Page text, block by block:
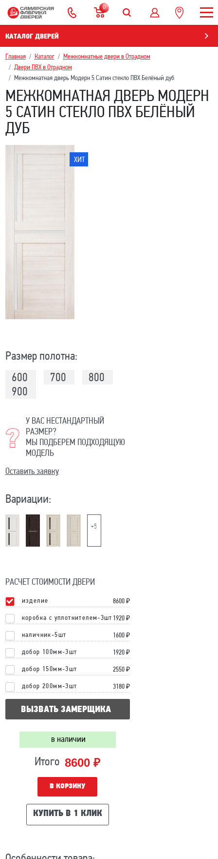
0
КАТАЛОГ ДВЕРЕЙ
Главная Каталог
Межкомнатные двери в Отрадном
Двери ПВХ в Отрадном
Межкомнатная дверь Модерн 5 Сатин стекло ПВХ Белёный дуб
МЕЖКОМНАТНАЯ ДВЕРЬ МОДЕРН
5 САТИН СТЕКЛО ПВХ БЕЛЁНЫЙ
ДУБ
ХИТ
Размер полотна:
600
700
800
900
У ВАС НЕСТАНДАРТНЫЙ
РАЗМЕР?
МЫ ПОДБЕРЕМ ПОДХОДЯЩУЮ
МОДЕЛЬ
Оставить заявку
Вариации:
+5
РАСЧЕТ СТОИМОСТИ ДВЕРИ
изделие 8600₽
коробка с уплотнителем-3шт 1920 ₽
наличник-5шт 1600 ₽
добор 100мм-3шт 1920 ₽
добор 150мм-3шт 2550 ₽
добор 200мм-3шт 3180 ₽
ВЫЗВАТЬ ЗАМЕРЩИКА
в наличии
Итого 8600 ₽
В КОРЗИНУ
КУПИТЬ В 1 КЛИК